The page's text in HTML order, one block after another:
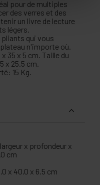
pour de multiples
des verres et des
un livre de lecture
légers.
pliants qui vous
n'importe où.
35 x 5 cm. Taille du
x 25.5 cm.
15 Kg.
x profondeur x
cm
x 40.0 x 6.5 cm